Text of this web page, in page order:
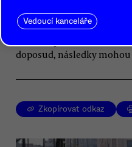
Izraelské ozbrojené síly se
do města Rafáhu, místa,
doposud, následky
Zkopírovat odkaz
Vedoucí kanceláře